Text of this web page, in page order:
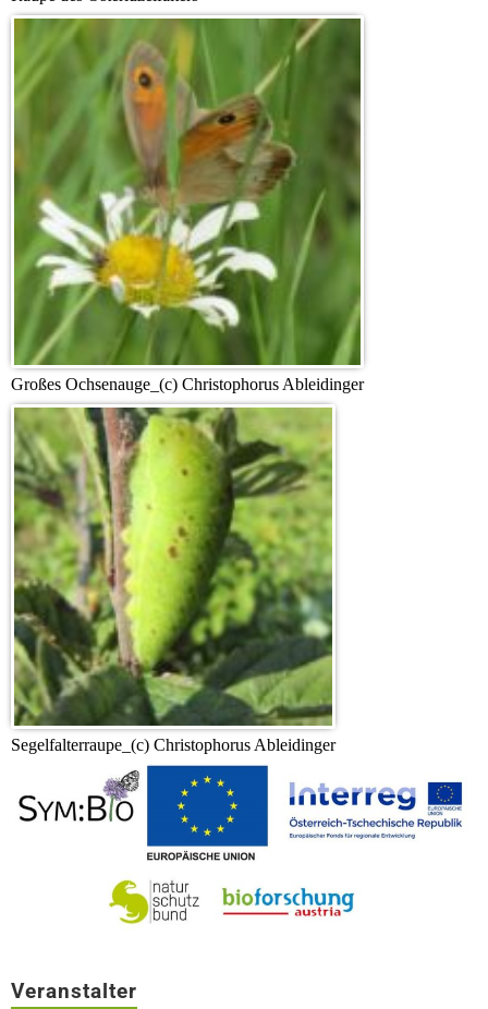
Großes Ochsenauge_(c) Christophorus Ableidinger
Segelfalterraupe_(c) Christophorus Ableidinger
Veranstalter